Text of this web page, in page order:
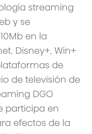
streaming
y se
en la
Disney+, Win+
de
de televisión de
DGO
participa en
efectos de la